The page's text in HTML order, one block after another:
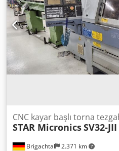
Brigachtal 2.371 km
CNC kayar başlı torna
STAR MicronicsSV32-JII